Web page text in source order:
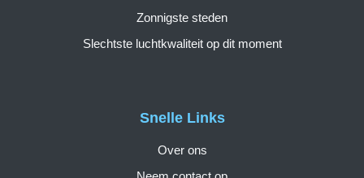
Snelle Links
Over ons
Zonnigste steden
Slechtste luchtkwaliteit op dit moment